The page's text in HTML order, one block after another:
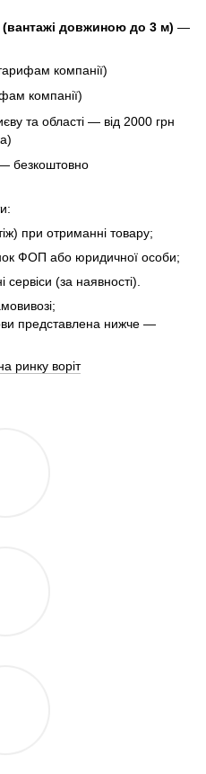
(вантажі довжиною до 3 м) —
компанії)
компанії)
та області — від 2000 грн
— безкоштовно
при отриманні товару;
ФОП або юридичної особи;
(за наявності).
представлена нижче —
ринку воріт